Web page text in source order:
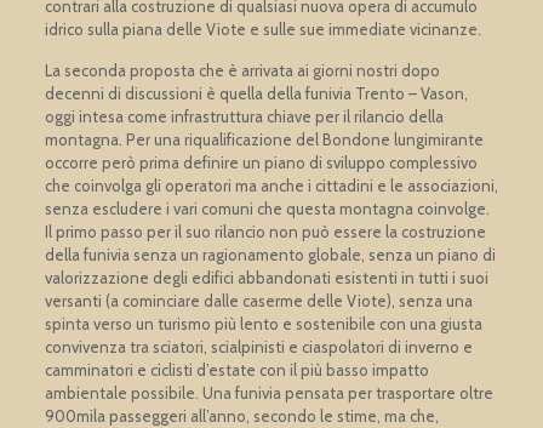
contrari alla costruzione di qualsiasi nuova opera di accumulo
idrico sulla piana delle Viote e sulle sue immediate vicinanze.
La seconda proposta che è arrivata ai giorni nostri dopo
decenni di discussioni è quella della funivia Trento – Vason,
oggi intesa come infrastruttura chiave per il rilancio della
montagna. Per una riqualificazione del Bondone lungimirante
occorre però prima definire un piano di sviluppo complessivo
che coinvolga gli operatori ma anche i cittadini e le associazioni,
senza escludere i vari comuni che questa montagna coinvolge.
Il primo passo per il suo rilancio non può essere la costruzione
della funivia senza un ragionamento globale, senza un piano di
valorizzazione degli edifici abbandonati esistenti in tutti i suoi
versanti (a cominciare dalle caserme delle Viote), senza una
spinta verso un turismo più lento e sostenibile con una giusta
convivenza tra sciatori, scialpinisti e ciaspolatori di inverno e
camminatori e ciclisti d’estate con il più basso impatto
ambientale possibile. Una funivia pensata per trasportare oltre
900mila passeggeri all’anno, secondo le stime, ma che,